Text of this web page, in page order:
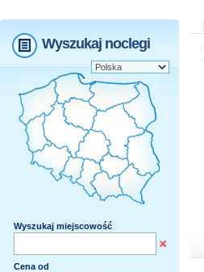
Wyszukaj noclegi
Wyszukaj miejscowość
Cena od